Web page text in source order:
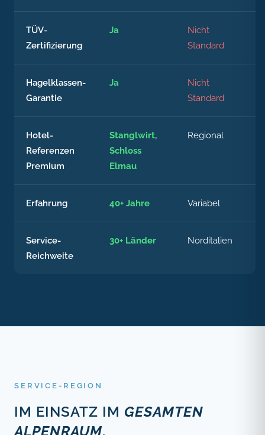
TÜV-
Zertifizierung
Ja
Nicht
Standard
Hagelklassen-
Garantie
Ja
Nicht
Standard
Hotel-
Referenzen
Premium
Stanglwirt,
Schloss
Elmau
Regional
Erfahrung 40+ Jahre Variabel
Service-
Reichweite
30+ Länder Norditalien
SERVICE-REGION
IM EINSATZ IM GESAMTEN
ALPENRAUM.